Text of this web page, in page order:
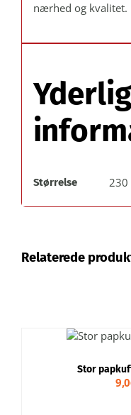
nærhed og kvalitet.
Størrelse 230
Relaterede
VÆLG
DETALJER
Stor